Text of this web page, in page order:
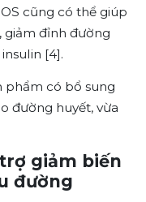
cũng có thể giúp
đỉnh đường
[4].
phẩm có bổ sung
đường huyết, vừa
giảm biến
đường